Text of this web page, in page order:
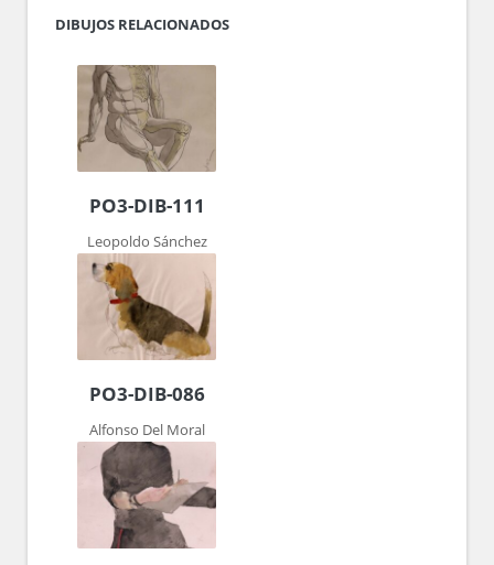
DIBUJOS RELACIONADOS
PO3-DIB-111
Leopoldo Sánchez
PO3-DIB-086
Alfonso Del Moral